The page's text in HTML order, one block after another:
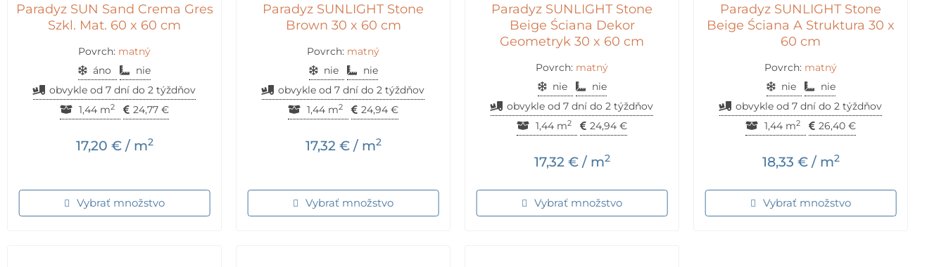
Paradyz SUN Sand Crema Gres
Szkl. Mat. 60 x 60 cm
Povrch: matný
áno
nie
obvykle od 7 dní do 2 týždňov
1,44 m2 24,77 €
17,20 €/ m2
Vybrať množstvo
Paradyz SUNLIGHT Stone
Brown 30 x 60 cm
Povrch: matný
nie
nie
obvykle od 7 dní do 2 týždňov
1,44 m2 24,94 €
17,32 €/ m2
Vybrať množstvo
Paradyz SUNLIGHT Stone
Beige Ściana Dekor
Geometryk 30 x 60 cm
Povrch: matný
nie
nie
obvykle od 7 dní do 2 týždňov
1,44 m2 24,94 €
17,32 €/ m2
Vybrať množstvo
Paradyz SUNLIGHT Stone
Beige Ściana A Struktura 30 x
60 cm
Povrch: matný
nie
nie
obvykle od 7 dní do 2 týždňov
1,44 m2 26,40 €
18,33 €/ m2
Vybrať množstvo